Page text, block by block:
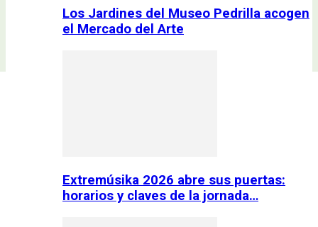
Los Jardines del Museo Pedrilla acogen
el Mercado del Arte
Extremúsika 2026 abre sus puertas:
horarios y claves de la jornada…